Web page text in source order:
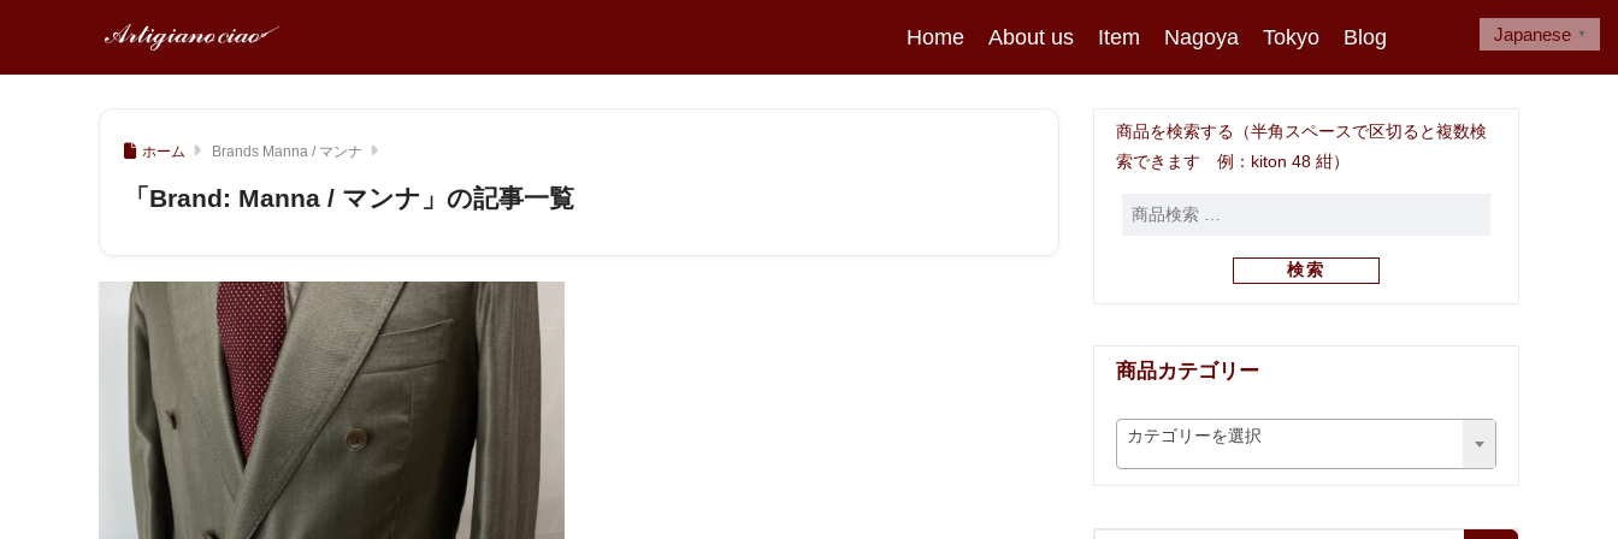
Home About us Item Nagoya Tokyo Blog
ホーム Brands Manna / マンナ
「Brand: Manna / マンナ 」の記事一覧
商品を検索する（半角スペースで区切ると複数検
索できます 例：kiton 48 紺）
検索
商品カテゴリー
カテゴリーを選択
Japanese ▼